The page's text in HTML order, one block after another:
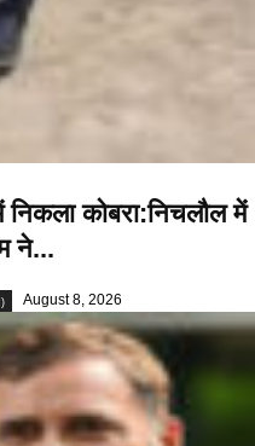
कोबरा:निचलौल में
ने...
August 8, 2026